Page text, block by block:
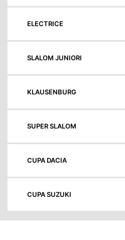
ELECTRICE
SLALOM JUNIORI
KLAUSENBURG
SUPER SLALOM
CUPA DACIA
CUPA SUZUKI